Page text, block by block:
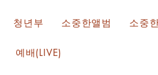
청년부 소중한앨범 소중
예배(LIVE)